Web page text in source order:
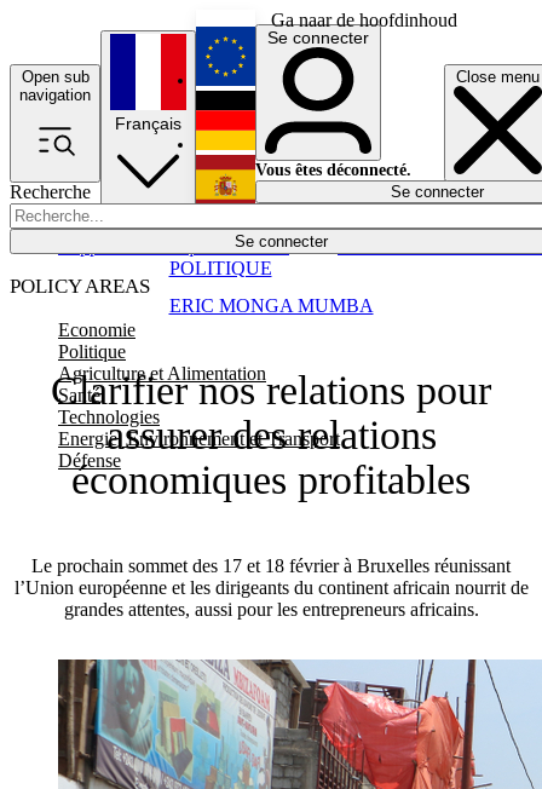
Ga naar de hoofdinhoud
Open sub
navigation
Close menu
Recherche
Se connecter
POLICY AREAS
Economie
Politique
Agriculture et Alimentation
Santé
Technologies
Energie, Environnement et Transport
Défense
Économie
Français
English
Deutsch
Español
Se connecter
Vous êtes déconnecté.
Se connecter
Clarifier nos relations pour
assurer des relations
économiques profitables
Le prochain sommet des 17 et 18 février à Bruxelles réunissant
l’Union européenne et les dirigeants du continent africain nourrit de
grandes attentes, aussi pour les entrepreneurs africains.
ERIC MONGA MUMBA
POLITIQUE